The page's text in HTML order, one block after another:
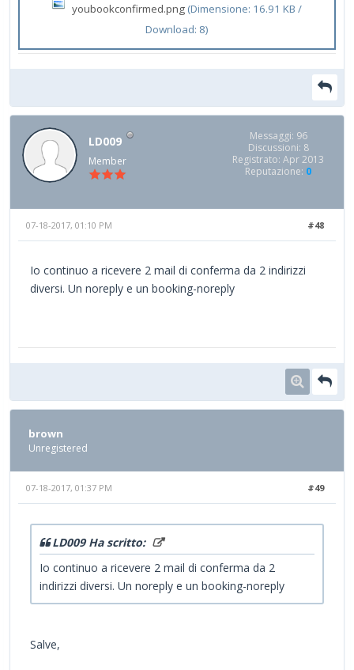
youbookconfirmed.png (Dimensione: 16.91 KB /
Download: 8)
LD009
Member
Messaggi: 96
Discussioni: 8
Registrato: Apr 2013
Reputazione: 0
#48
07-18-2017, 01:10 PM
Io continuo a ricevere 2 mail di conferma da 2 indirizzi
diversi. Un noreply e un booking-noreply
brown
Unregistered
#49
07-18-2017, 01:37 PM
LD009 Ha scritto:
Io continuo a ricevere 2 mail di conferma da 2
indirizzi diversi. Un noreply e un booking-noreply
Salve,